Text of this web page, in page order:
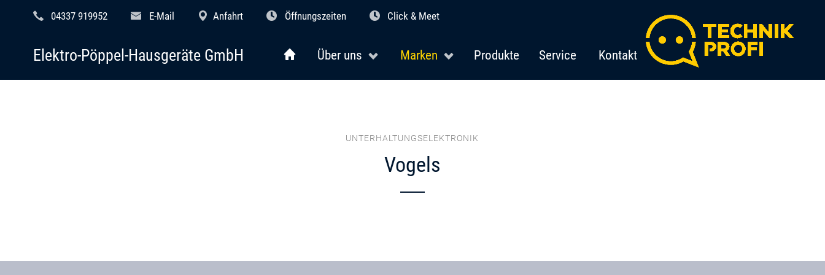
04337 919952 E-Mail Anfahrt Öffnungszeiten Click & Meet
Über uns Marken Produkte Service Kontakt
Elektro-Pöppel-Hausgeräte GmbH
UNTERHALTUNGSELEKTRONIK
Vogels